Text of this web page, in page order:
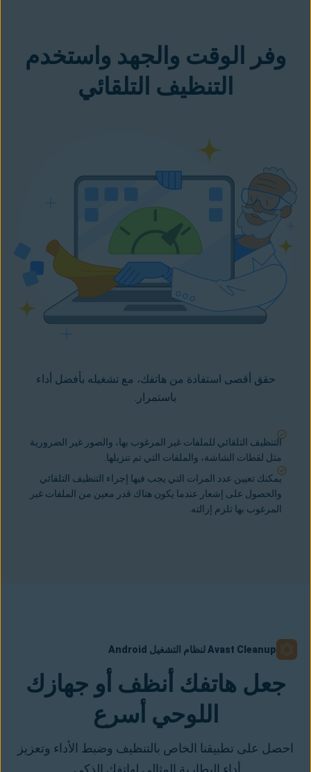
وفر الوقت والجهد واستخدم
التنظيف التلقائي
حقق أقصى استفادة من هاتفك، مع تشغيله بأفضل أداء
باستمرار.
التنظيف التلقائي للملفات غير المرغوب بها، والصور غير الضرورية
مثل لقطات الشاشة، والملفات التي تم تنزيلها.
يمكنك تعيين عدد المرات التي يجب فيها إجراء التنظيف التلقائي
والحصول على إشعار عندما يكون هناك قدر معين من الملفات غير
المرغوب بها تلزم إزالته.
Avast Cleanup لنظام التشغيل Android
جعل هاتفك أنظف أو جهازك
اللوحي أسرع
احصل على تطبيقنا الخاص بالتنظيف وضبط الأداء وتعزيز
أداء البطارية المثالي لهاتفك الذكي.